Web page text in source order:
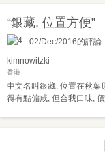
“銀藏, 位置方便”
02/Dec/2016的評論
kimnowitzki
香港
中文名叫銀藏, 位置在秋葉
得有點偏咸, 但合我口味, 價